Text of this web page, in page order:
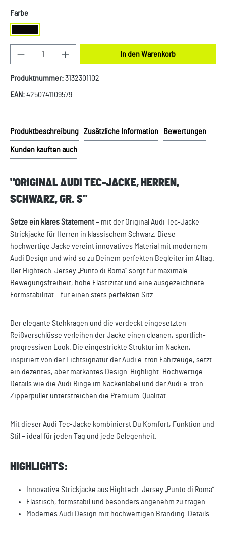
Farbeauswählen
Schwarz
Produkt Anzahl: Gib den gewünschten Wert ein
In den Warenkorb
Produktnummer:3132301102
EAN:4250741109579
Produktbeschreibung Zusätzliche Information Bewertungen
Kunden kauften auch
"ORIGINAL AUDI TEC-JACKE, HERREN,
SCHWARZ, GR. S"
Setze ein klares Statement– mit der Original Audi Tec-Jacke
Strickjacke für Herren in klassischem Schwarz. Diese
hochwertige Jacke vereint innovatives Material mit modernem
Audi Design und wird so zu Deinem perfekten Begleiter im Alltag.
Der Hightech-Jersey „Punto di Roma“ sorgt für maximale
Bewegungsfreiheit, hohe Elastizität und eine ausgezeichnete
Formstabilität – für einen stets perfekten Sitz.
Der elegante Stehkragen und die verdeckt eingesetzten
Reißverschlüsse verleihen der Jacke einen cleanen, sportlich-
progressiven Look. Die eingestrickte Struktur im Nacken,
inspiriert von der Lichtsignatur der Audi e-tron Fahrzeuge, setzt
ein dezentes, aber markantes Design-Highlight. Hochwertige
Details wie die Audi Ringe im Nackenlabel und der Audi e-tron
Zipperpuller unterstreichen die Premium-Qualität.
Mit dieser Audi Tec-Jacke kombinierst Du Komfort, Funktion und
Stil – ideal für jeden Tag und jede Gelegenheit.
HIGHLIGHTS:
Innovative Strickjacke aus Hightech-Jersey „Punto di Roma“
Elastisch, formstabil und besonders angenehm zu tragen
Modernes Audi Design mit hochwertigen Branding-Details